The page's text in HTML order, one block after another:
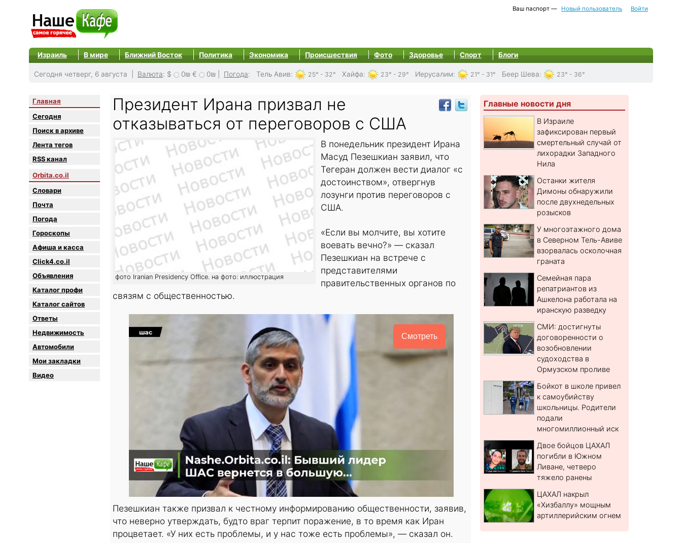
Ваш паспорт — Новый пользователь Войти
Израиль В мире Ближний Восток Политика Экономика Происшествия Фото Здоровье Спорт Блоги
Сегодня четверг, 6 августа | Валюта: $ 0₪ € 0₪ Погода: Тель Авив: 25° - 32° Хайфа: 23° - 29° Иерусалим: 21° - 31° Беер Шева: 23° - 36°
Главная
Сегодня
Поиск в архиве
Лента тегов
RSS канал
Orbita.co.il
Словари
Почта
Погода
Гороскопы
Афиша и касса
Click4.co.il
Объявления
Каталог профи
Каталог сайтов
Oтветы
Недвижимость
Автомобили
Мои закладки
Видео
Президент Ирана призвал не
отказываться от переговоров с США
фото Iranian Presidency Office. на фото: иллюстрация
В понедельник президент Ирана
Масуд Пезешкиан заявил, что
Тегеран должен вести диалог «с
достоинством», отвергнув
лозунги против переговоров с
США.
«Если вы молчите, вы хотите
воевать вечно?» — сказал
Пезешкиан на встрече с
представителями
правительственных органов по
связям с общественностью.
Смотреть
Пезешкиан также призвал к честному информированию общественности, заявив,
что неверно утверждать, будто враг терпит поражение, в то время как Иран
процветает. «У них есть проблемы, и у нас тоже есть проблемы», — сказал он.
Главные новости дня
В Израиле
зафиксирован первый
смертельный случай от
лихорадки Западного
Нила
Останки жителя
Димоны обнаружили
после двухнедельных
розысков
У многоэтажного дома
в Северном Тель-Авиве
взорвалась осколочная
граната
Семейная пара
репатриантов из
Ашкелона работала на
иранскую разведку
СМИ: достигнуты
договоренности о
возобновлении
судоходства в
Ормузском проливе
Бойкот в школе привел
к самоубийству
школьницы. Родители
подали
многомиллионный иск
Двое бойцов ЦАХАЛ
погибли в Южном
Ливане, четверо
тяжело ранены
ЦАХАЛ накрыл
«Хизбаллу» мощным
артиллерийским огнем